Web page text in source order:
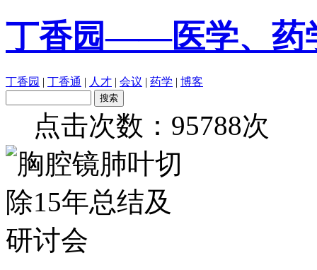
丁香园——医学、药
丁香园 | 丁香通 | 人才 | 会议 | 药学 | 博客
点击次数： 95788次